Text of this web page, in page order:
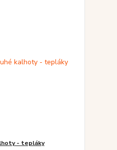
- tepláky